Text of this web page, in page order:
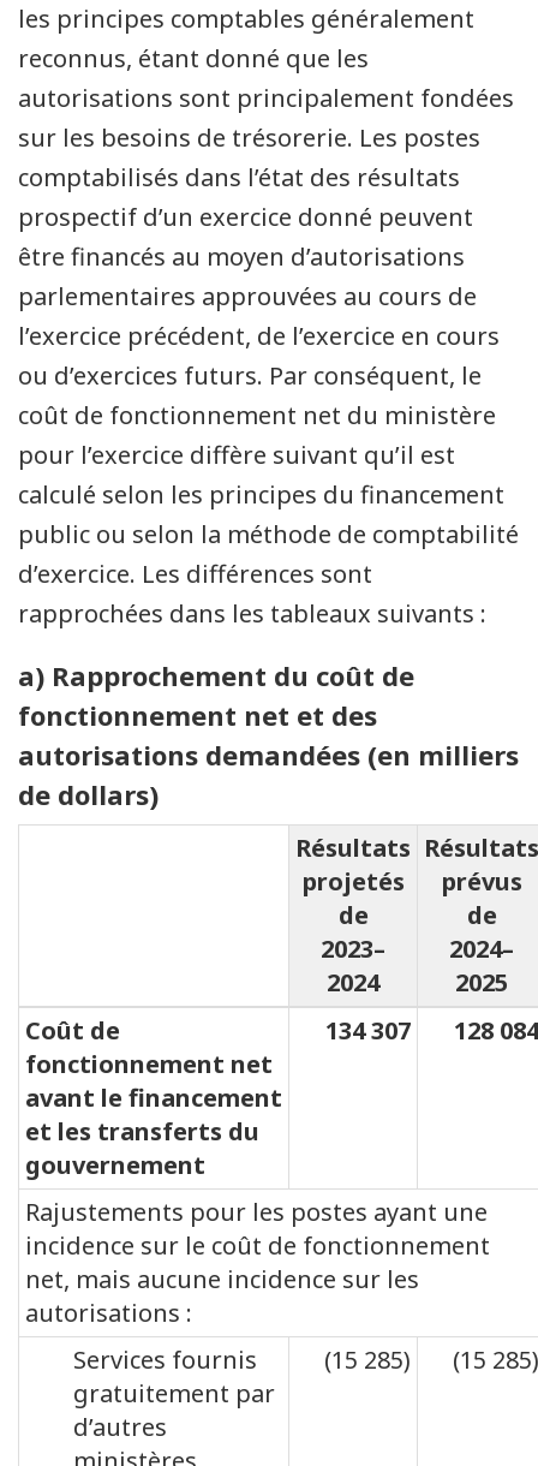
les principes comptables généralement
reconnus, étant donné que les
autorisations sont principalement fondées
sur les besoins de trésorerie. Les postes
comptabilisés dans l’état des résultats
prospectif d’un exercice donné peuvent
être financés au moyen d’autorisations
parlementaires approuvées au cours de
l’exercice précédent, de l’exercice en cours
ou d’exercices futurs. Par conséquent, le
coût de fonctionnement net du ministère
pour l’exercice diffère suivant qu’il est
calculé selon les principes du financement
public ou selon la méthode de comptabilité
d’exercice. Les différences sont
rapprochées dans les tableaux suivants :
a) Rapprochement du coût de
fonctionnement net et des
autorisations demandées (en milliers
de dollars)
Résultats
projetés
de
2023–
2024
Résultats
prévus
de
2024–
2025
Coût de
fonctionnement net
avant le financement
et les transferts du
gouvernement
134 307 128 084
Rajustements pour les postes ayant une
incidence sur le coût de fonctionnement
net, mais aucune incidence sur les
autorisations :
Services fournis
gratuitement par
d’autres
(15 285) (15 285)